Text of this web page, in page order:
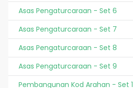
Asas Pengaturcaraan - Set 6
Asas Pengaturcaraan - Set 7
Asas Pengaturcaraan - Set 8
Asas Pengaturcaraan - Set 9
Pembangunan Kod Arahan - Set 1